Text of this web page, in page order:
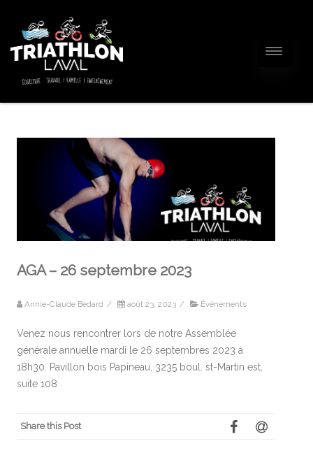
AGA – 26 septembre 2023
Annie-Claude Bédard / août 23, 2023 / Événements
Venez nous rencontrer lors de notre Assemblée
générale annuelle mardi le 26 septembres 2023 à
18h30. Pavillon bois Papineau, 3235 boul. st-Martin est,
suite 108
Share this Post